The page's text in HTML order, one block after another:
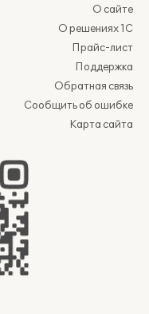
О сайте
О решениях 1С
Прайс-лист
Поддержка
Обратная связь
Сообщить об ошибке
Карта сайта